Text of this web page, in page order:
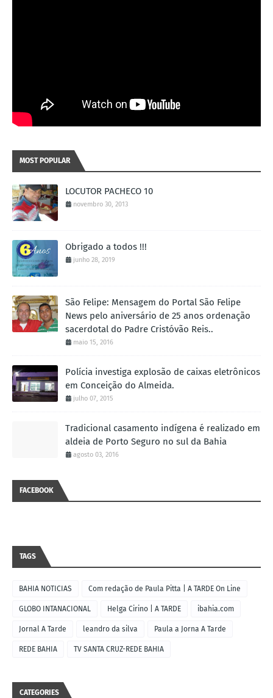
MOST POPULAR
LOCUTOR PACHECO 10
novembro 30, 2013
Obrigado a todos !!!
junho 28, 2019
São Felipe: Mensagem do Portal São Felipe
News pelo aniversário de 25 anos ordenação
sacerdotal do Padre Cristóvão Reis..
maio 15, 2016
Polícia investiga explosão de caixas eletrônicos
em Conceição do Almeida.
julho 07, 2015
Tradicional casamento indígena é realizado em
aldeia de Porto Seguro no sul da Bahia
agosto 03, 2016
FACEBOOK
TAGS
BAHIA NOTICIAS Com redação de Paula Pitta | A TARDE On Line
GLOBO INTANACIONAL Helga Cirino | A TARDE ibahia.com
Jornal A Tarde leandro da silva Paula a Jorna A Tarde
REDE BAHIA TV SANTA CRUZ-REDE BAHIA
CATEGORIES